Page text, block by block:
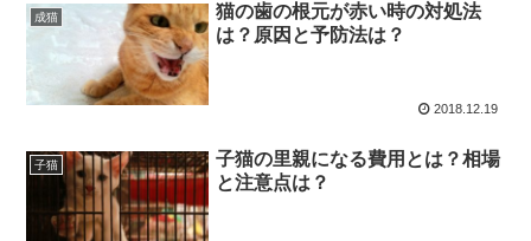
成猫
猫の歯の根元が赤い時の対処法
は？原因と予防法は？
2018.12.19
子猫
子猫の里親になる費用とは？相場
と注意点は？